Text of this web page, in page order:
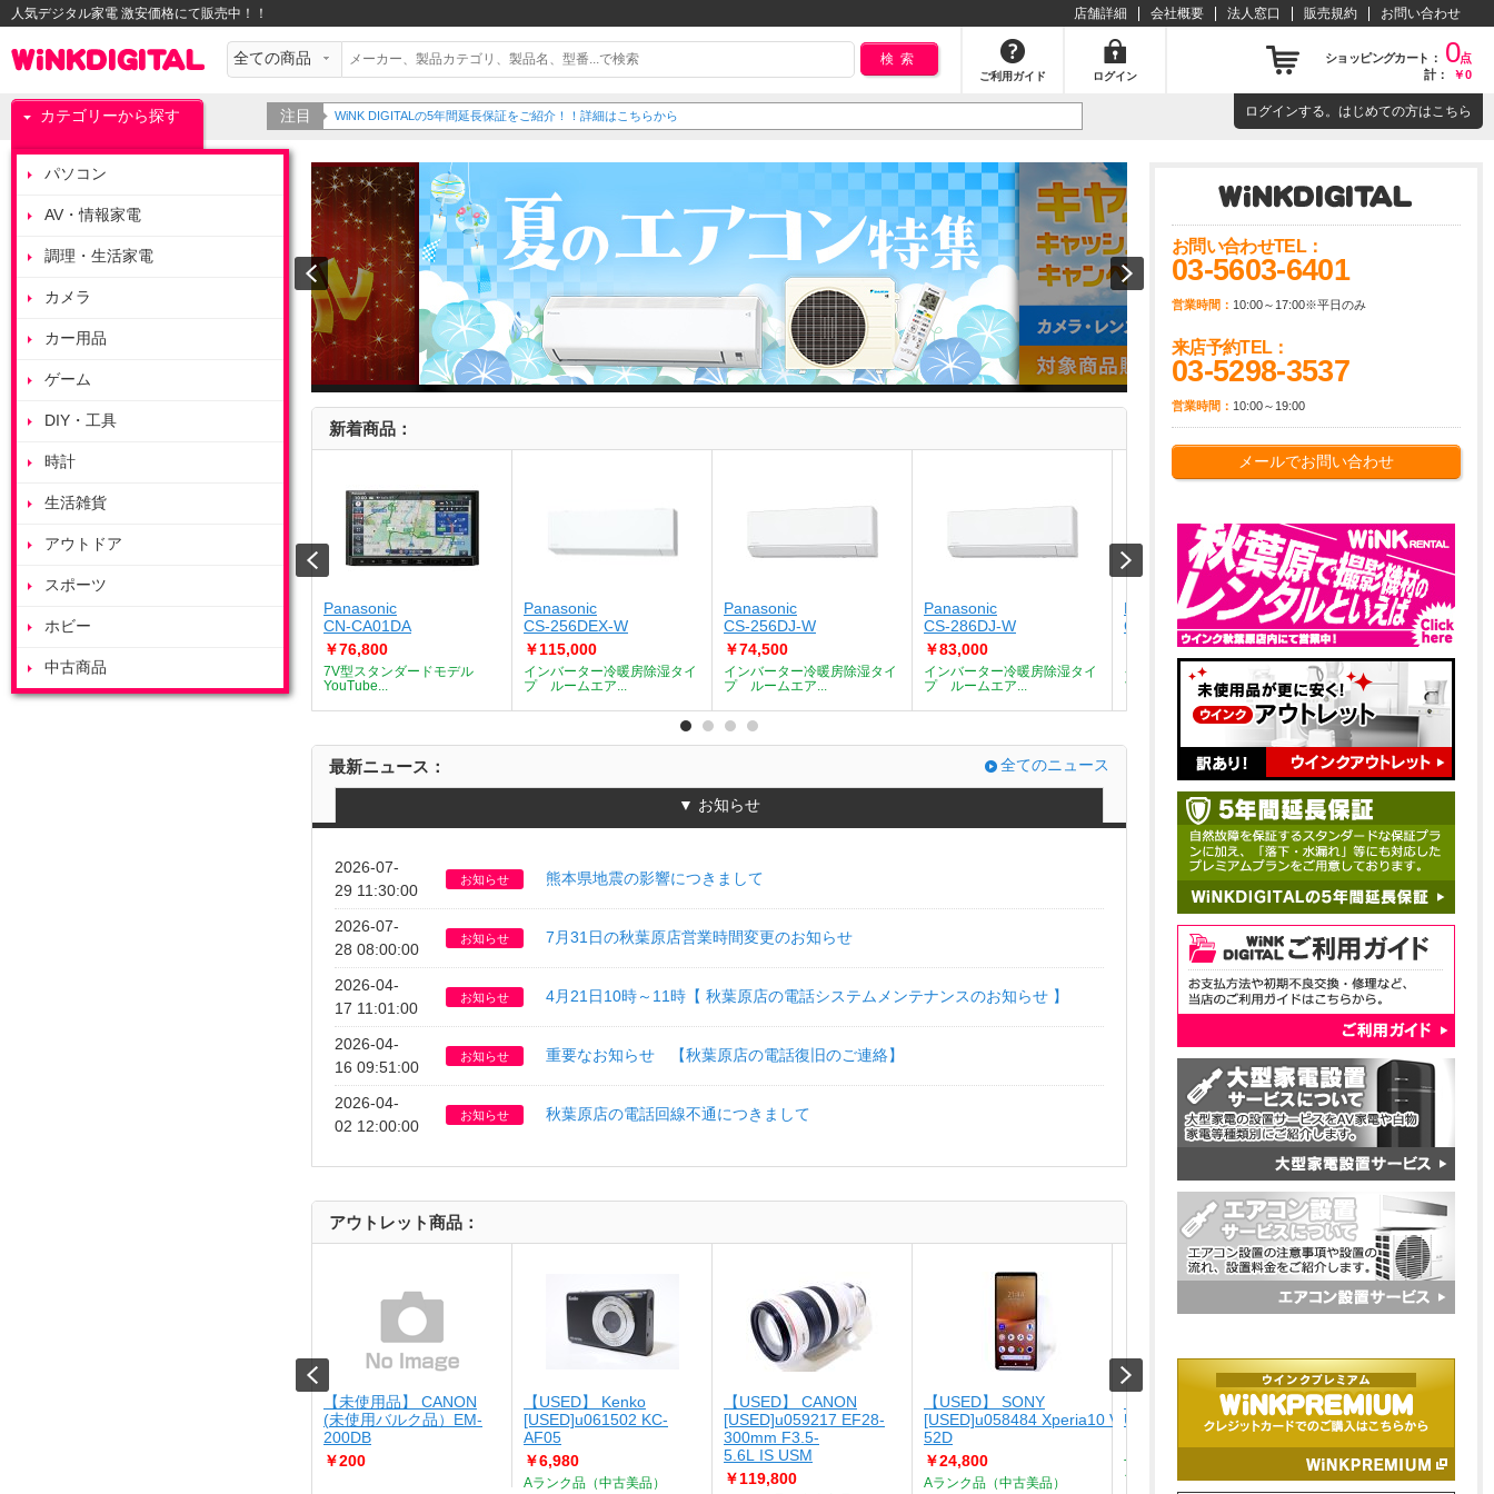
人気デジタル家電 激安価格にて販売中！！ 店舗詳細 会社概要 法人窓口 販売規約 お問い合わせ
検索
ご利用ガイド ログイン
ショッピングカート： 0点
計：
￥0
カテゴリーから探す
パソコン
AV・情報家電
調理・生活家電
カメラ
カー用品
ゲーム
DIY・工具
時計
生活雑貨
アウトドア
スポーツ
ホビー
中古商品
注目 WiNK DIGITALの5年間延長保証をご紹介！！詳細はこちらから ログインする。はじめての方はこちら
新着商品：
IC
ダー搭載 10
チ スタ...
Panasonic
CN-CA01DA
￥76,800
7V型スタンダードモデル
YouTube...
Panasonic
CS-256DEX-W
￥115,000
インバーター冷暖房除湿タイ
プ ルームエア...
Panasonic
CS-256DJ-W
￥74,500
インバーター冷暖房除湿タイ
プ ルームエア...
Panasonic
CS-286DJ-W
￥83,000
インバーター冷暖房除湿タイ
プ ルームエア...
Panasonic
CS-226DJ-W
￥67,700
インバーター冷暖房除湿タイ
プ ルームエア...
Panasonic
CS-226DEX-W
￥101,000
インバーター冷暖房除湿タ
プ ルームエア...
最新ニュース： 全てのニュース
▼ お知らせ
2026-07-
29 11:30:00
お知らせ 熊本県地震の影響につきまして
2026-07-
28 08:00:00
お知らせ 7月31日の秋葉原店営業時間変更のお知らせ
2026-04-
17 11:01:00
お知らせ 4月21日10時～11時【 秋葉原店の電話システムメンテナンスのお知らせ 】
2026-04-
16 09:51:00
お知らせ 重要なお知らせ 【秋葉原店の電話復旧のご連絡】
2026-04-
02 12:00:00
お知らせ 秋葉原店の電話回線不通につきまして
アウトレット商品：
【未使用品】 CANON
(未使用バルク品）EM-
200DB
￥200
【USED】 Kenko
[USED]u061502 KC-
AF05
￥6,980
Aランク品（中古美品）
【USED】 CANON
[USED]u059217 EF28-
300mm F3.5-
5.6L IS USM
￥119,800
【USED】 SONY
[USED]u058484 Xperia10 V SO-
52D
￥24,800
Aランク品（中古美品）
【未使用品】 ナカバヤシ
USA-CHD6BK
￥4,280
Type-C ? HDMIディスプレイ
ア...
【USED】 NIKON
[USED]u059252
バー]
￥15,800
お問い合わせTEL：
03-5603-6401
営業時間： 10:00～17:00※平日のみ
来店予約TEL：
03-5298-3537
営業時間： 10:00～19:00
メールでお問い合わせ